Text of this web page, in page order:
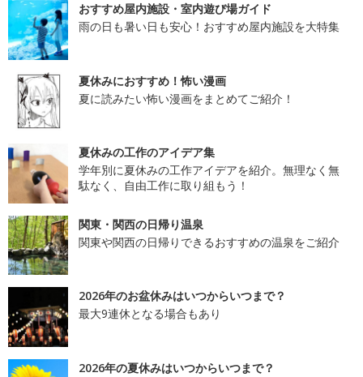
おすすめ屋内施設・室内遊び場ガイド
雨の日も暑い日も安心！おすすめ屋内施設を大特集
夏休みにおすすめ！怖い漫画
夏に読みたい怖い漫画をまとめてご紹介！
夏休みの工作のアイデア集
学年別に夏休みの工作アイデアを紹介。無理なく無
駄なく、自由工作に取り組もう！
関東・関西の日帰り温泉
関東や関西の日帰りできるおすすめの温泉をご紹介
2026年のお盆休みはいつからいつまで？
最大9連休となる場合もあり
2026年の夏休みはいつからいつまで？